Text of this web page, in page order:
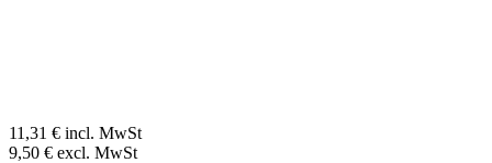
11,31 € incl. MwSt
9,50 € excl. MwSt